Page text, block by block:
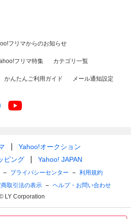
フリマからのお知らせ
フリマ特集 カテゴリ一覧
かんたんご利用ガイド メール通知設定
Yahoo!オークション
ピング
Yahoo! JAPAN
プライバシーセンター
利用規約
取引法の表示
ヘルプ・お問い合わせ
LY Corporation